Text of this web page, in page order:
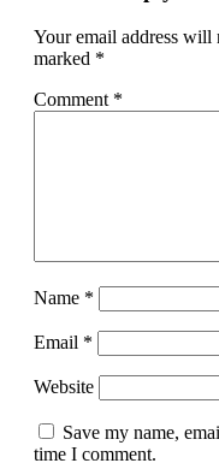
Your email address will
marked *
Comment *
Name *
Email *
Website
Save my name,
time I comment.